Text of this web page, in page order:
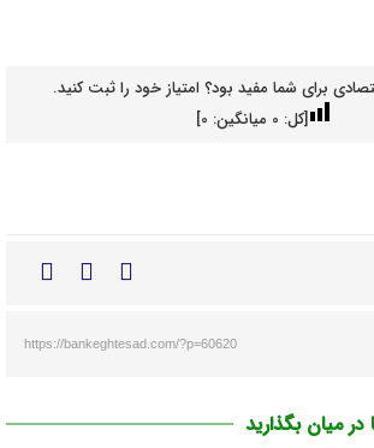
برای شما مفید بود؟ امتیاز خود را ثبت کنید.
[کل: 0میانگین: 0
]
https://bankeghtesad.com/?p=60620
میان بگذارید